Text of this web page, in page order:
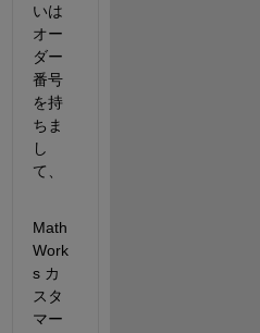
いは
オー
ダー
番号
を持
ちま
し
て、
Math
Work
s カ
スタ
マー